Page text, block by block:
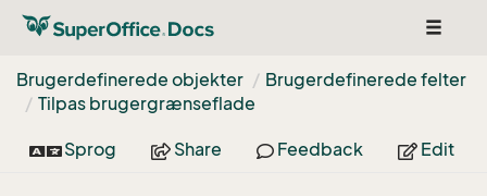
Toggle
Brugerdefinerede objekter
Brugerdefinerede felter
Tilpas brugergrænseflade
Sprog Share Feedback Edit